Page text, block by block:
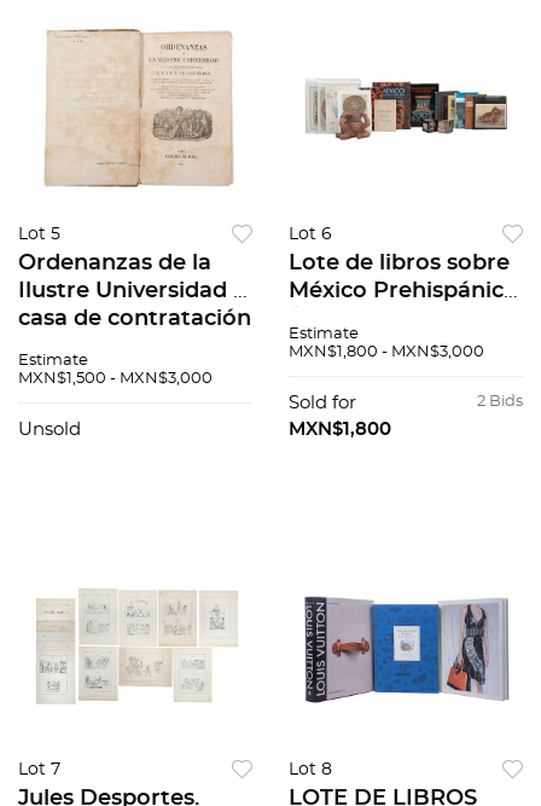
Lot 5
Ordenanzas de la
Ilustre Universidad y
casa de contratación
de Bilbao. París:
1844.
Estimate
MXN$1,500 - MXN$3,000
Unsold
Lot 6
Lote de libros sobre
México Prehispánico
reproducción
Bonampak al
templo Mayor. Pzs 17
Estimate
MXN$1,800 - MXN$3,000
2 Bids
Sold for
MXN$1,800
Lot 7
Jules Desportes.
Lot 8
LOTE DE LIBROS